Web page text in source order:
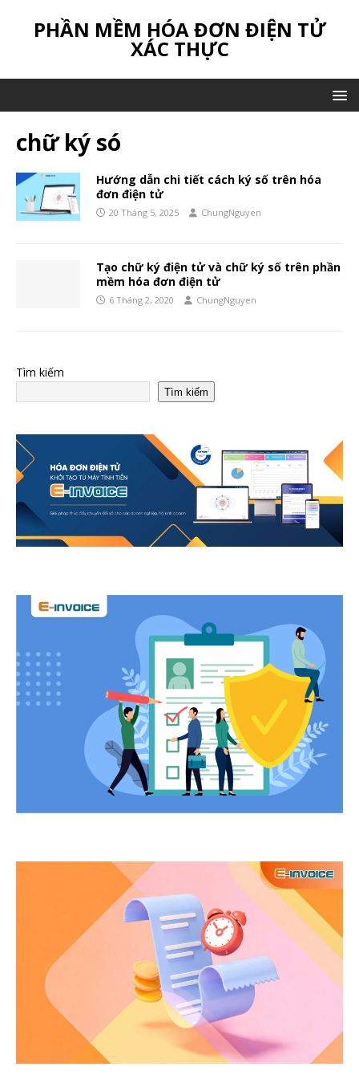
PHẦN MỀM HÓA ĐƠN ĐIỆN TỬ
XÁC THỰC
chữ ký só
Hướng dẫn chi tiết cách ký số trên hóa
đơn điện tử
20 Tháng 5, 2025 ChungNguyen
Tạo chữ ký điện tử và chữ ký số trên phần
mềm hóa đơn điện tử
6 Tháng 2, 2020 ChungNguyen
Tìm kiếm
Tìm kiếm